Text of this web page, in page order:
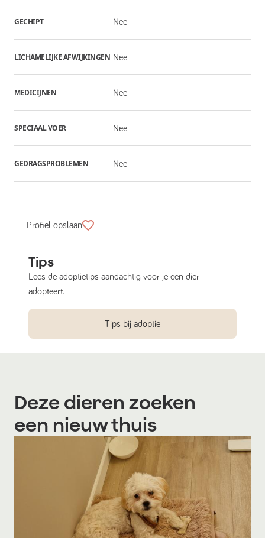
GECHIPT Nee
LICHAMELIJKE AFWIJKINGEN Nee
MEDICIJNEN Nee
SPECIAAL VOER Nee
GEDRAGSPROBLEMEN Nee
Profiel opslaan
Tips
Lees de adoptietips aandachtig voor je een dier
adopteert.
Tips bij adoptie
Deze dieren zoeken
een nieuw thuis